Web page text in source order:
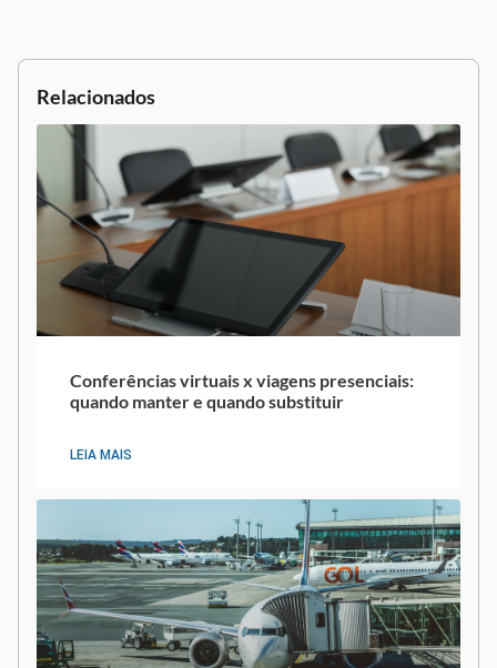
Relacionados
Conferências virtuais x viagens presenciais:
quando manter e quando substituir
LEIA MAIS